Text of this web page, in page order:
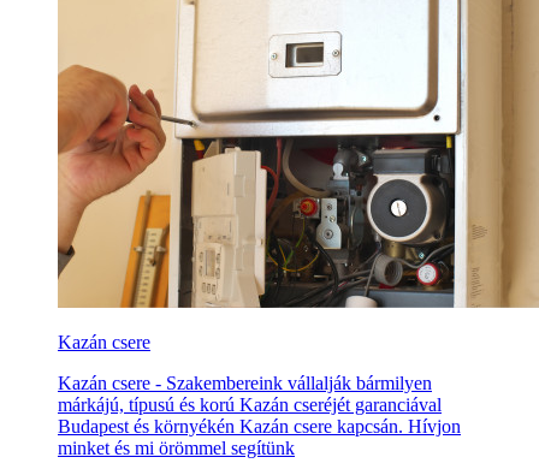
Kazán csere
Kazán csere - Szakembereink vállalják bármilyen
márkájú, típusú és korú Kazán cseréjét garanciával
Budapest és környékén Kazán csere kapcsán. Hívjon
minket és mi örömmel segítünk